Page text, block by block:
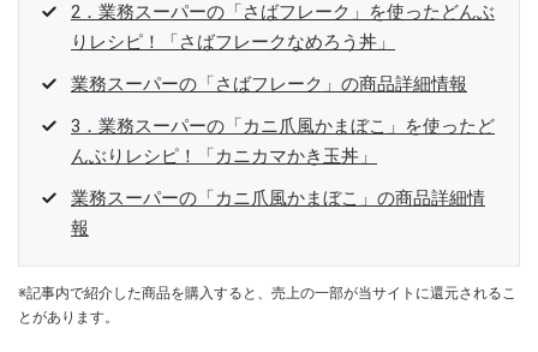
2．業務スーパーの「さばフレーク」を使ったどんぶ
りレシピ！「さばフレークなめろう丼」
業務スーパーの「さばフレーク」の商品詳細情報
3．業務スーパーの「カニ爪風かまぼこ」を使ったど
んぶりレシピ！「カニカマかき玉丼」
業務スーパーの「カニ爪風かまぼこ」の商品詳細情
報
※記事内で紹介した商品を購入すると、売上の一部が当サイトに還元されるこ
とがあります。